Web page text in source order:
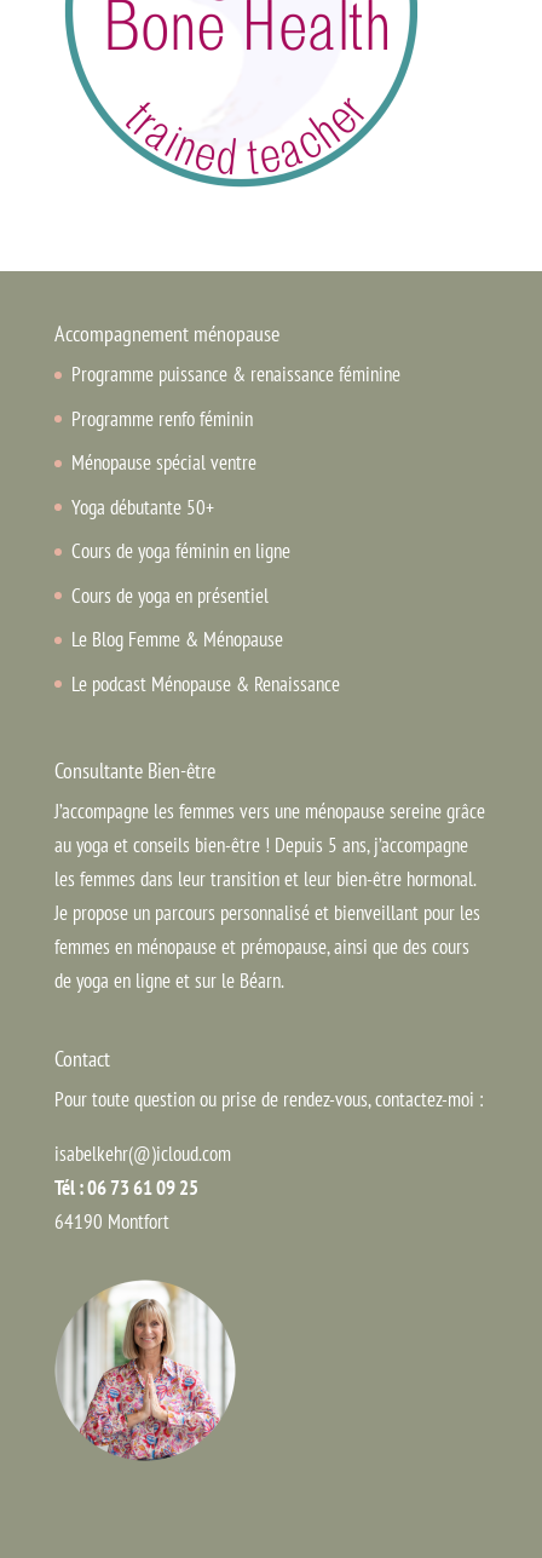
Accompagnement ménopause
Programme puissance & renaissance féminine
Programme renfo féminin
Ménopause spécial ventre
Yoga débutante 50+
Cours de yoga féminin en ligne
Cours de yoga en présentiel
Le Blog Femme & Ménopause
Le podcast Ménopause & Renaissance
Consultante Bien-être
J’accompagne les femmes vers une ménopause sereine grâce
au yoga et conseils bien-être ! Depuis 5 ans, j’accompagne
les femmes dans leur transition et leur bien-être hormonal.
Je propose un parcours personnalisé et bienveillant pour les
femmes en ménopause et prémopause, ainsi que des cours
de yoga en ligne et sur le Béarn.
Contact
Pour toute question ou prise de rendez-vous, contactez-moi :
isabelkehr(@)icloud.com
Tél : 06 73 61 09 25
64190 Montfort